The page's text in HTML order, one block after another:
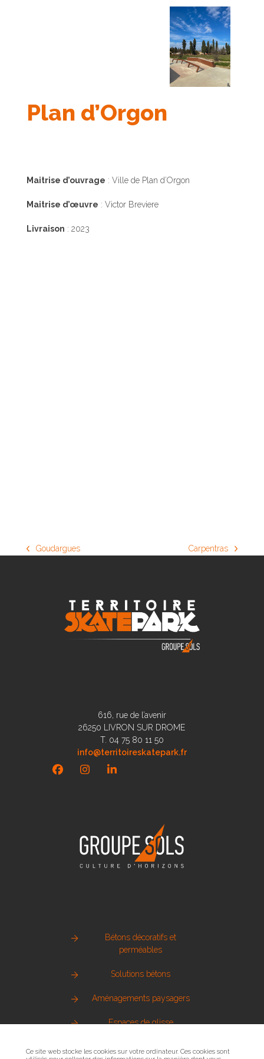
Plan d’Orgon
Maitrise d’ouvrage : Ville de Plan d’Orgon
Maitrise d’œuvre : Victor Breviere
Livraison : 2023
previous
Goudargues
next
Carpentras
616, rue de l’avenir
26250 LIVRON SUR DROME
T. 04 75 80 11 50
info@territoireskatepark.fr
FacebookInstagramLinkedIn
Bétons décoratifs et
perméables
Solutions bétons
Aménagements paysagers
Espaces de glisse
Ce site web stocke les cookies sur votre ordinateur. Ces cookies sont